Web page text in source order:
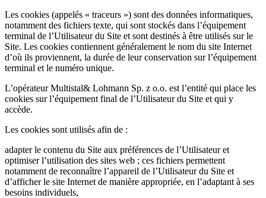
Les cookies (appelés « traceurs ») sont des données informatiques,
notamment des fichiers texte, qui sont stockés dans l’équipement
terminal de l’Utilisateur du Site et sont destinés à être utilisés sur le
Site. Les cookies contiennent généralement le nom du site Internet
d’où ils proviennent, la durée de leur conservation sur l’équipement
terminal et le numéro unique.
L’opérateur Multistal& Lohmann Sp. z o.o. est l’entité qui place les
cookies sur l’équipement final de l’Utilisateur du Site et qui y
accède.
Les cookies sont utilisés afin de :
adapter le contenu du Site aux préférences de l’Utilisateur et
optimiser l’utilisation des sites web ; ces fichiers permettent
notamment de reconnaître l’appareil de l’Utilisateur du Site et
d’afficher le site Internet de manière appropriée, en l’adaptant à ses
besoins individuels,